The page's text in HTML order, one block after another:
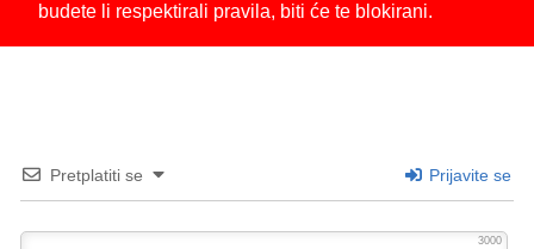
budete li respektirali pravila, biti će te blokirani.
Pretplatiti se Prijavite se
3000